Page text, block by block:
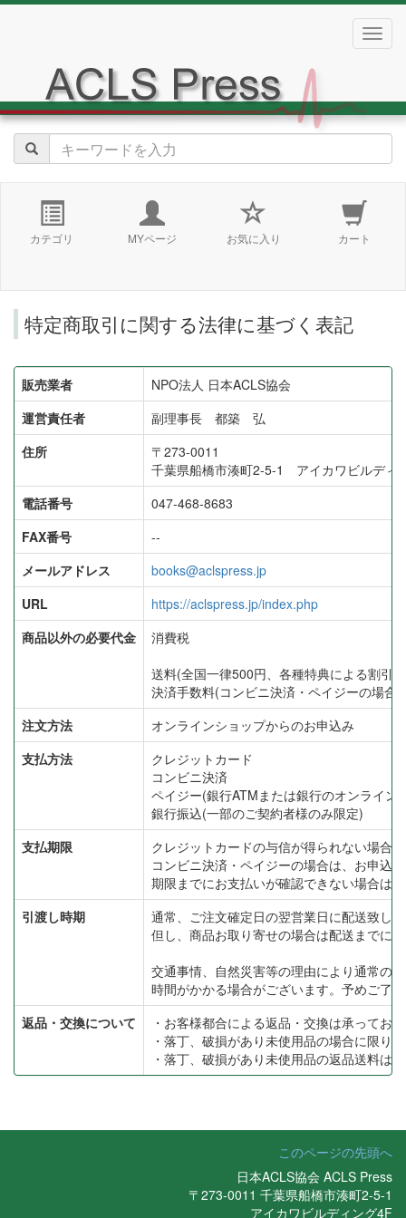
カテゴリ MYページ お気に入り カート
特定商取引に関する法律に基づく表記
販売業者
NPO法人 日本ACLS協会
運営責任者
副理事長 都築 弘
住所
〒273-0011
千葉県船橋市湊町2-5-1 アイカワビルディ
電話番号
047-468-8683
FAX番号
--
メールアドレス
books@aclspress.jp
URL
https://aclspress.jp/index.php
商品以外の必要代金
消費税
送料(全国一律500円、各種特典による割引
決済手数料(コンビニ決済・ペイジーの場合
注文方法
オンラインショップからのお申込み
支払方法
クレジットカード
コンビニ決済
ペイジー(銀行ATMまたは銀行のオンライン
銀行振込(一部のご契約者様のみ限定)
支払期限
クレジットカードの与信が得られない場合
コンビニ決済・ペイジーの場合は、お申込
期限までにお支払いが確認できない場合は
引渡し時期
通常、ご注文確定日の翌営業日に配送致し
但し、商品お取り寄せの場合は配送までに2
交通事情、自然災害等の理由により通常の
時間がかかる場合がございます。予めご了
返品・交換について
・お客様都合による返品・交換は承ってお
・落丁、破損があり未使用品の場合に限り
・落丁、破損があり未使用品の返品送料は
このページの先頭へ
日本ACLS協会 ACLS Press
〒273-0011 千葉県船橋市湊町2-5-1
アイカワビルディング4F